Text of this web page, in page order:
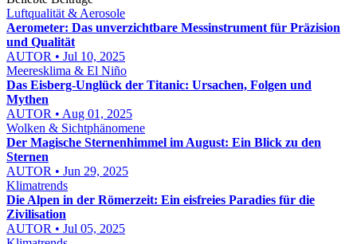
Luftqualität & Aerosole
Aerometer: Das unverzichtbare Messinstrument für Präzision
und Qualität
AUTOR • Jul 10, 2025
Meeresklima & El Niño
Das Eisberg-Unglück der Titanic: Ursachen, Folgen und
Mythen
AUTOR • Aug 01, 2025
Wolken & Sichtphänomene
Der Magische Sternenhimmel im August: Ein Blick zu den
Sternen
AUTOR • Jun 29, 2025
Klimatrends
Die Alpen in der Römerzeit: Ein eisfreies Paradies für die
Zivilisation
AUTOR • Jul 05, 2025